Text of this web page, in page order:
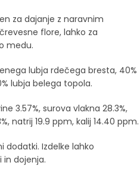
za dajanje z naravnim
flore, lahko za
medu.
lubja rdečega bresta, 40%
lubja belega topola.
3.57%, surova vlakna 28.3%,
natrij 19.9 ppm, kalij 14.40 ppm.
dodatki. Izdelke lahko
dojenja.